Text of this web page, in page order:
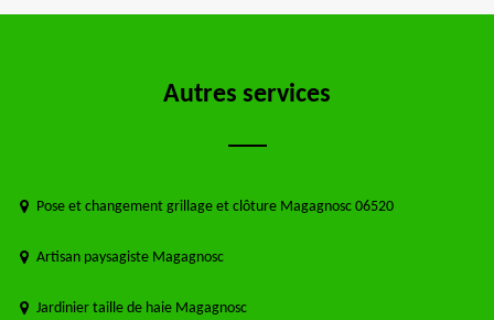
Autres services
Pose et changement grillage et clôture Magagnosc 06520
Artisan paysagiste Magagnosc
Jardinier taille de haie Magagnosc